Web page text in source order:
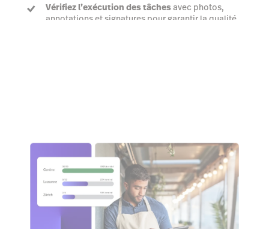
Vérifiez l’exécution des tâchesavec photos,
annotations et signatures pour garantir la qualité.